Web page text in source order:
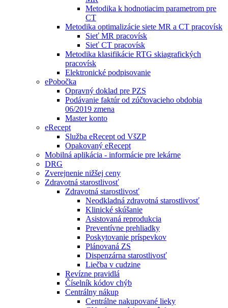
Metodika k hodnotiacim parametrom pre
CT
Metodika optimalizácie siete MR a CT pracovísk
Sieť MR pracovísk
Sieť CT pracovísk
Metodika klasifikácie RTG skiagrafických
pracovísk
Elektronické podpisovanie
ePobočka
Opravný doklad pre PZS
Podávanie faktúr od zúčtovacieho obdobia
06/2019 zmena
Master konto
eRecept
Služba eRecept od VšZP
Opakovaný eRecept
Mobilná aplikácia - informácie pre lekárne
DRG
Zverejnenie nižšej ceny
Zdravotná starostlivosť
Zdravotná starostlivosť
Neodkladná zdravotná starostlivosť
Klinické skúšanie
Asistovaná reprodukcia
Preventívne prehliadky
Poskytovanie príspevkov
Plánovaná ZS
Dispenzárna starostlivosť
Liečba v cudzine
Revízne pravidlá
Číselník kódov chýb
Centrálny nákup
Centrálne nakupované lieky